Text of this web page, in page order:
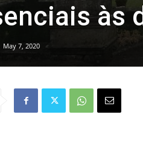
às
May 7, 2020